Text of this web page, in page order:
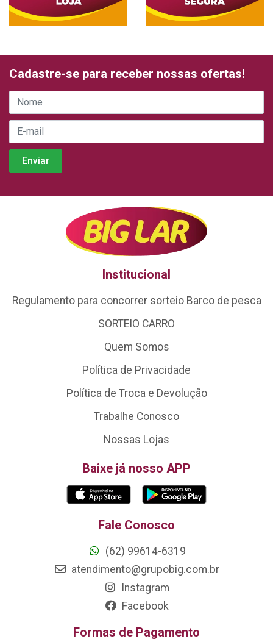
Cadastre-se para receber nossas ofertas!
Institucional
Regulamento para concorrer sorteio Barco de pesca
SORTEIO CARRO
Quem Somos
Política de Privacidade
Política de Troca e Devolução
Trabalhe Conosco
Nossas Lojas
Baixe já nosso APP
Fale Conosco
(62) 99614-6319
atendimento@grupobig.com.br
Instagram
Facebook
Formas de Pagamento